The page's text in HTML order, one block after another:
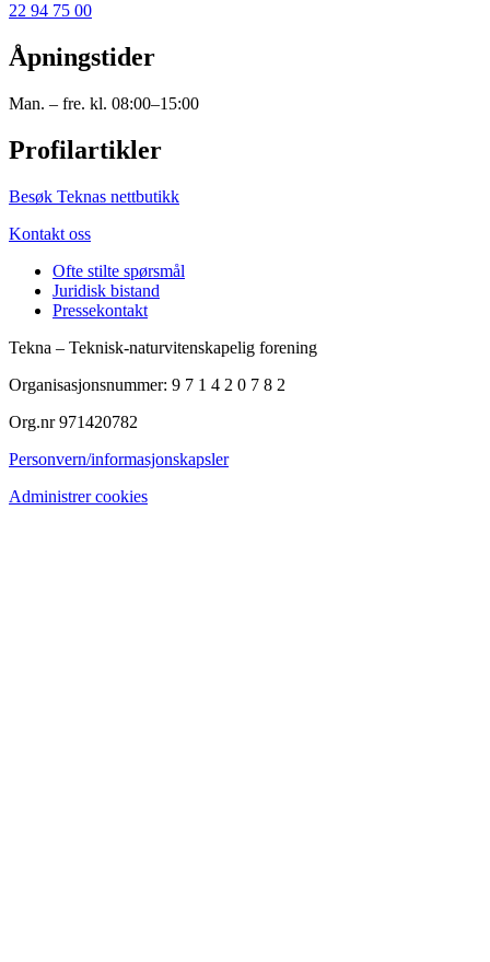
22 94 75 00
Åpningstider
Man. – fre. kl. 08:00–15:00
Profilartikler
Besøk Teknas nettbutikk
Kontakt oss
Ofte stilte spørsmål
Juridisk bistand
Pressekontakt
Tekna – Teknisk-naturvitenskapelig forening
Organisasjonsnummer: 9 7 1 4 2 0 7 8 2
Org.nr 971420782
Personvern/informasjonskapsler
Administrer cookies